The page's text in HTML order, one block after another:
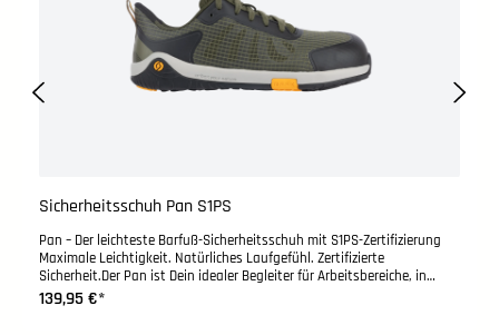
Sicherheitsschuh Pan S1PS
Pan – Der leichteste Barfuß-Sicherheitsschuh mit S1PS-Zertifizierung
Maximale Leichtigkeit. Natürliches Laufgefühl. Zertifizierte
Sicherheit.Der Pan ist Dein idealer Begleiter für Arbeitsbereiche, in
denen Du auf Schutz, Komfort und Bewegungsfreiheit setzen willst –
und das bei minimalem Gewicht. Als S1PS-zertifizierter Barfuß-
139,95 €*